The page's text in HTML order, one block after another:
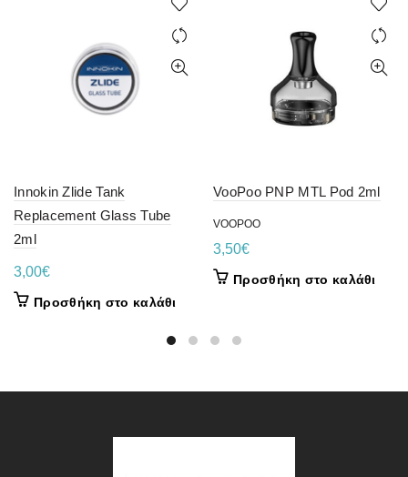
Innokin Zlide Tank
Replacement Glass Tube
2ml
3,00€
Προσθήκη στο καλάθι
VooPoo PNP MTL Pod 2ml
VOOPOO
3,50€
Προσθήκη στο καλάθι